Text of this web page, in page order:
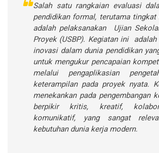
Salah satu rangkaian evaluasi
pendidikan formal, terutama tingkat
adalah pelaksanakan Ujian
Proyek (USBP). Kegiatan ini
inovasi dalam dunia pendidikan
untuk mengukur pencapaian
melalui pengaplikasian
keterampilan pada proyek nyata.
menekankan pada pengembangan
berpikir kritis, kreatif,
komunikatif, yang sangat
kebutuhan dunia kerja modern.